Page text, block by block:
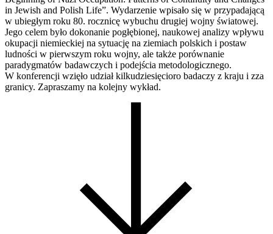
in Jewish and Polish Life”. Wydarzenie wpisało się w przypadającą
w ubiegłym roku 80. rocznicę wybuchu drugiej wojny światowej.
Jego celem było dokonanie pogłębionej, naukowej analizy wpływu
okupacji niemieckiej na sytuację na ziemiach polskich i postaw
ludności w pierwszym roku wojny, ale także porównanie
paradygmatów badawczych i podejścia metodologicznego.
W konferencji wzięło udział kilkudziesięcioro badaczy z kraju i zza
granicy. Zapraszamy na kolejny wykład.